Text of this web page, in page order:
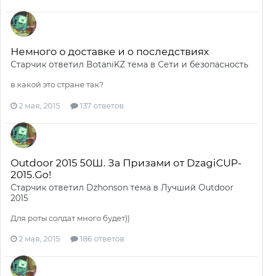
Немного о доставке и о последствиях
Старчик ответил BotaniKZ тема в Сети и безопасность
в какой это стране так?
2 мая, 2015 137 ответов
Outdoor 2015 50Ш. За Призами от DzagiCUP-
2015.Go!
Старчик ответил Dzhonson тема в Лучший Outdoor
2015
Для роты солдат много будет))
2 мая, 2015 186 ответов